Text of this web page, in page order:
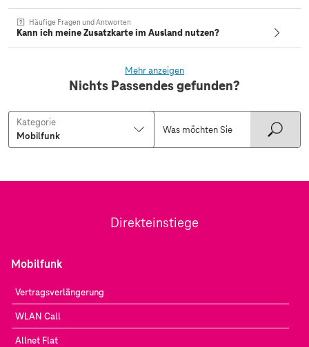
Häufige Fragen und Antworten
Kann ich meine Zusatzkarte im Ausland nutzen?
Mehr anzeigen
Nichts Passendes gefunden?
Kategorie
Direkteinstiege
Mobilfunk
Vertragsverlängerung
WLAN Call
Allnet Flat